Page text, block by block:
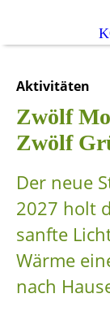
Aktivitäten
Zwölf
Zwölf
Der neue
2027 holt
sanfte
Wärme
nach